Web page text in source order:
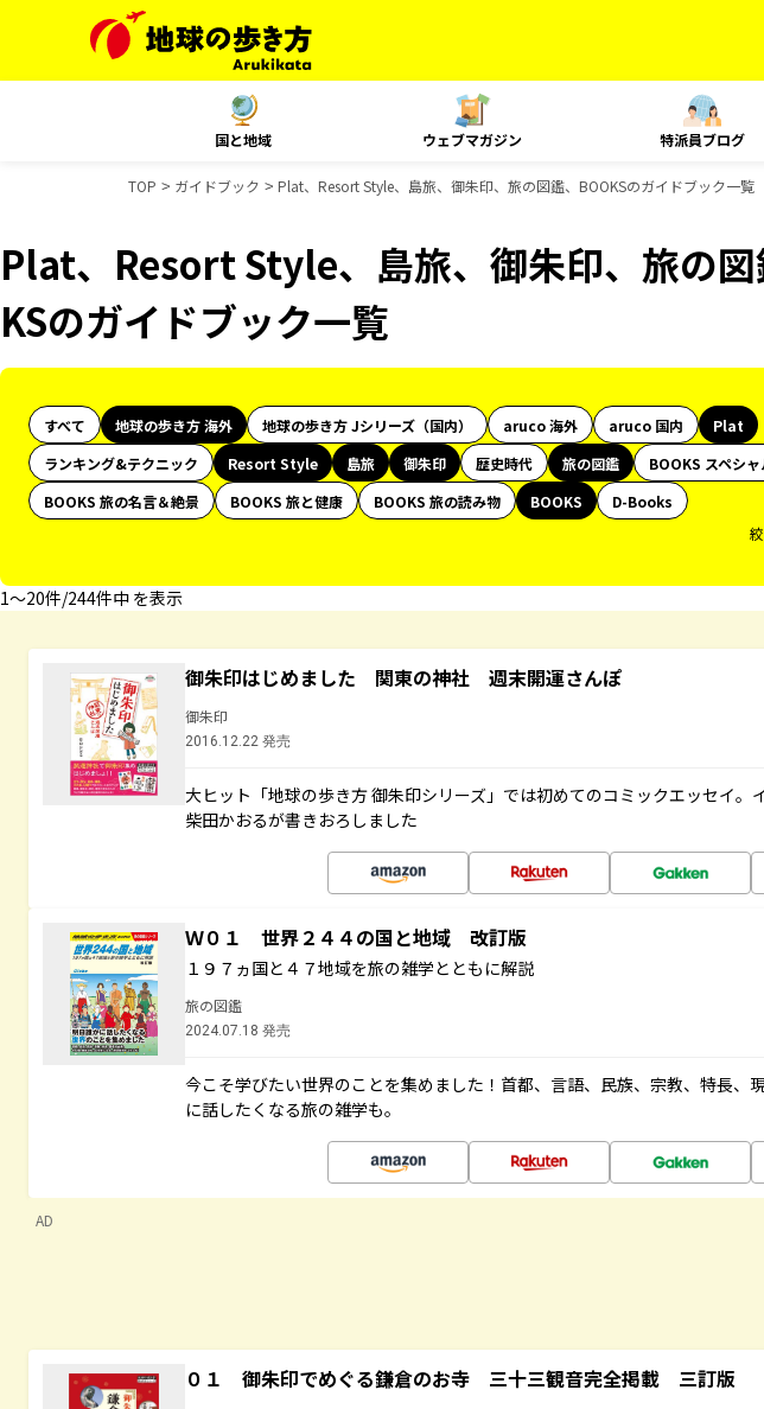
国と地域 ウェブマガジン 特派員ブログ
TOP ガイドブック Plat、Resort Style、島旅、御朱印、旅の図鑑、BOOKSのガイドブック一覧
Plat、Resort Style、島旅、御朱印、旅の
KSのガイドブック一覧
すべて 地球の歩き方 海外 地球の歩き方 Jシリーズ（国内） aruco 海外 aruco 国内
Plat
ランキング&テクニック
Resort Style 島旅 御朱印 歴史時代 旅の図鑑
BOOKS スペシ
BOOKS 旅の名言＆絶景
BOOKS 旅と健康 BOOKS 旅の読み物 BOOKS
D-Books
1〜20件/244件中 を表示
御朱印はじめました 関東の神社 週末開運さんぽ
御朱印
2016.12.22 発売
大ヒット「地球の歩き方 御朱印シリーズ」では初めてのコミックエッセイ。
柴田かおるが書きおろしました
Ｗ０１ 世界２４４の国と地域 改訂版
１９７ヵ国と４７地域を旅の雑学とともに解説
旅の図鑑
2024.07.18 発売
今こそ学びたい世界のことを集めました！首都、言語、民族、宗教、特長、
に話したくなる旅の雑学も。
AD
０１ 御朱印でめぐる鎌倉のお寺 三十三観音完全掲載 三訂版